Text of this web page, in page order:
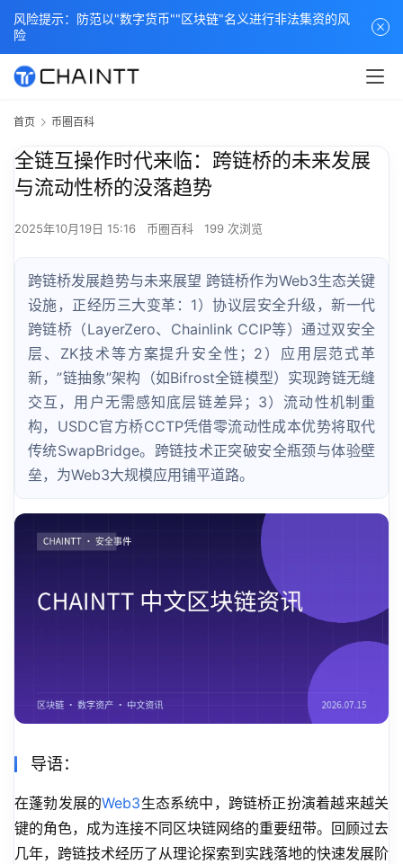
首页 币圈百科
全链互操作时代来临：跨链桥的未来发展
与流动性桥的没落趋势
2025年10月19日 15:16 币圈百科 199 次浏览
跨链桥发展趋势与未来展望 跨链桥作为Web3生态关键
设施，正经历三大变革：1）协议层安全升级，新一代
跨链桥（LayerZero、Chainlink CCIP等）通过双安全
层、ZK技术等方案提升安全性；2）应用层范式革
新，”链抽象”架构（如Bifrost全链模型）实现跨链无缝
交互，用户无需感知底层链差异；3）流动性机制重
构，USDC官方桥CCTP凭借零流动性成本优势将取代
传统SwapBridge。跨链技术正突破安全瓶颈与体验壁
垒，为Web3大规模应用铺平道路。
导语：
在蓬勃发展的Web3生态系统中，跨链桥正扮演着越来越关
键的角色，成为连接不同区块链网络的重要纽带。回顾过去
几年，跨链技术经历了从理论探索到实践落地的快速发展阶
风险提示：防范以"数字货币""区块链"名义进行非法集资的风
险